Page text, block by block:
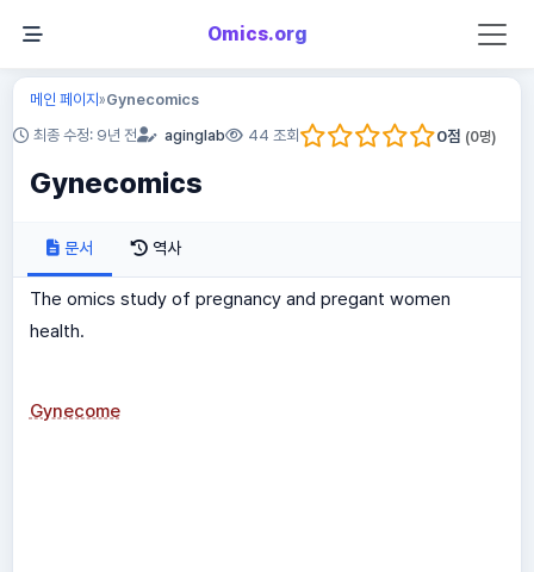
Omics.org
메인 페이지»Gynecomics
최종 수정: 9년 전 aginglab 44 조회 0점 (0명)
Gynecomics
문서 역사
The omics study of pregnancy and pregant women
health.
Gynecome